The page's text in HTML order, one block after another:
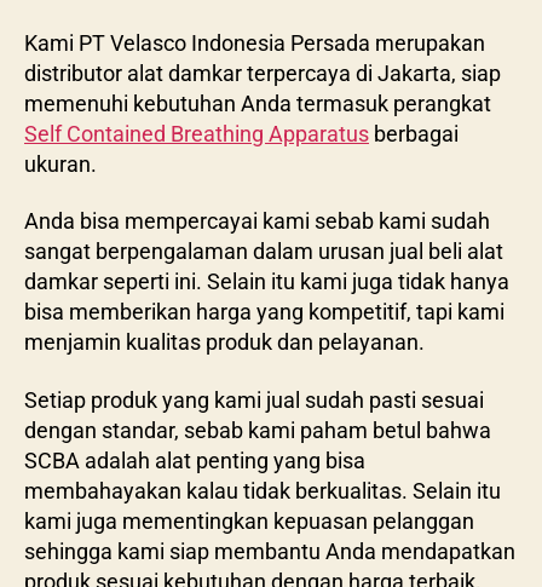
Kami PT Velasco Indonesia Persada merupakan
distributor alat damkar terpercaya di Jakarta, siap
memenuhi kebutuhan Anda termasuk perangkat
Self Contained Breathing Apparatus berbagai
ukuran.
Anda bisa mempercayai kami sebab kami sudah
sangat berpengalaman dalam urusan jual beli alat
damkar seperti ini. Selain itu kami juga tidak hanya
bisa memberikan harga yang kompetitif, tapi kami
menjamin kualitas produk dan pelayanan.
Setiap produk yang kami jual sudah pasti sesuai
dengan standar, sebab kami paham betul bahwa
SCBA adalah alat penting yang bisa
membahayakan kalau tidak berkualitas. Selain itu
kami juga mementingkan kepuasan pelanggan
sehingga kami siap membantu Anda mendapatkan
produk sesuai kebutuhan dengan harga terbaik.